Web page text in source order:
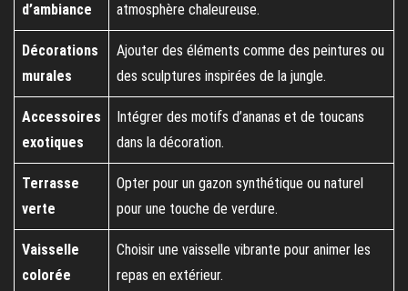
d’ambiance
atmosphère chaleureuse.
Décorations
murales
Ajouter des éléments comme des peintures ou
des sculptures inspirées de la jungle.
Accessoires
exotiques
Intégrer des motifs d’ananas et de toucans
dans la décoration.
Terrasse
verte
Opter pour un gazon synthétique ou naturel
pour une touche de verdure.
Vaisselle
colorée
Choisir une vaisselle vibrante pour animer les
repas en extérieur.